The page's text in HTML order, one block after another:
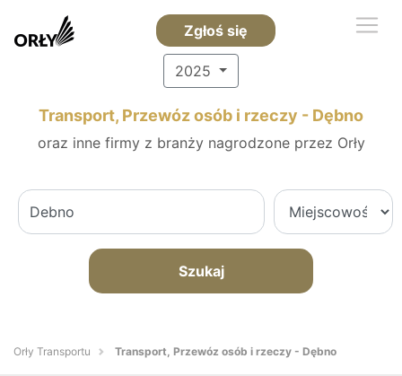
Zgłoś się
2025
Transport, Przewóz osób i rzeczy - Dębno
oraz inne firmy z branży nagrodzone przez Orły
Szukaj
Orły Transportu Transport, Przewóz osób i rzeczy - Dębno